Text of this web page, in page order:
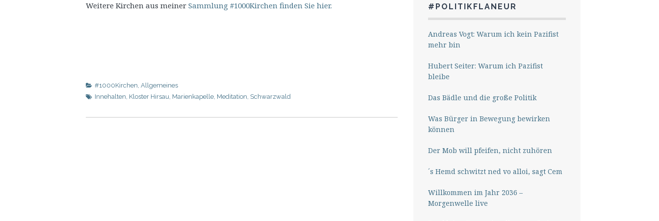
Weitere Kirchen aus meiner Sammlung #1000Kirchen finden Sie hier.
#1000Kirchen, Allgemeines
Innehalten, Kloster Hirsau, Marienkapelle, Meditation, Schwarzwald
#POLITIKFLANEUR
Andreas Vogt: Warum ich kein Pazifist
mehr bin
Hubert Seiter: Warum ich Pazifist
bleibe
Das Bädle und die große Politik
Was Bürger in Bewegung bewirken
können
Der Mob will pfeifen, nicht zuhören
´s Hemd schwitzt ned vo alloi, sagt Cem
Willkommen im Jahr 2036 –
Morgenwelle live